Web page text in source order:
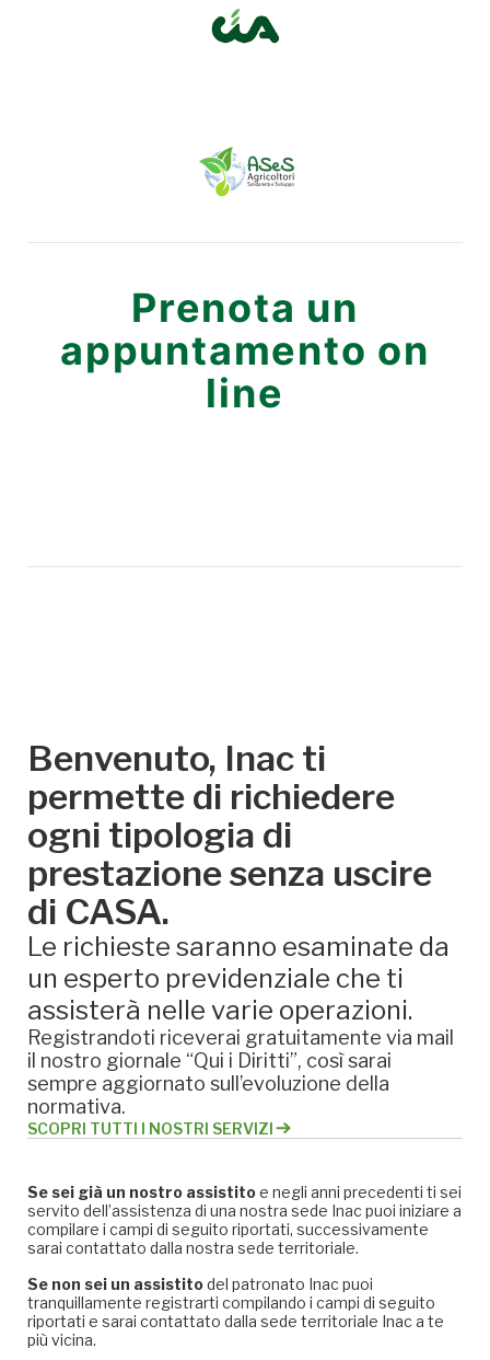
Prenota un
appuntamento on
line
Benvenuto, Inac ti
permette di richiedere
ogni tipologia di
prestazione senza uscire
di CASA.
Le richieste saranno esaminate da
un esperto previdenziale che ti
assisterà nelle varie operazioni.
Registrandoti riceverai gratuitamente via mail
il nostro giornale “Qui i Diritti”, così sarai
sempre aggiornato sull’evoluzione della
normativa.
SCOPRI TUTTI I NOSTRI SERVIZI
Se sei già un nostro assistitoe negli anni precedenti ti sei
servito dell’assistenza di una nostra sede Inac puoi iniziare a
compilare i campi di seguito riportati, successivamente
sarai contattato dalla nostra sede territoriale.
Se non sei un assistitodel patronato Inac puoi
tranquillamente registrarti compilando i campi di seguito
riportati e sarai contattato dalla sede territoriale Inac a te
più vicina.